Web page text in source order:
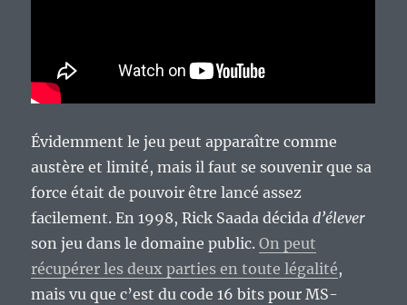
Évidemment le jeu peut apparaître comme
austère et limité, mais il faut se souvenir que sa
force était de pouvoir être lancé assez
facilement. En 1998, Rick Saada décidad’élever
son jeu dans le domaine public.On peut
récupérer les deux parties en toute légalité,
mais vu que c’est du code 16 bits pour MS-